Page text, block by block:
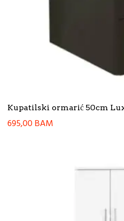
Kupatilski ormarić 50cm
695,00BAM